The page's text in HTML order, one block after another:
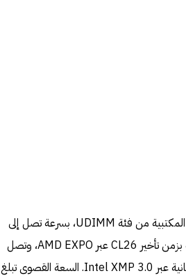
الوحدات موجهة للحواسيب المكتبية من فئة UDIMM، بسرعة تصل إلى
6000 ميغاترنسفير في الثانية بزمن تأخير CL26 عبر AMD EXPO، وتصل
إلى 8400 ميغاترنسفير في الثانية عبر Intel XMP 3.0. السعة القصوى تبلغ